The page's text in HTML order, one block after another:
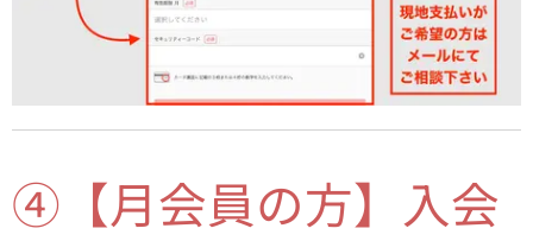
④【月会員の方】入会